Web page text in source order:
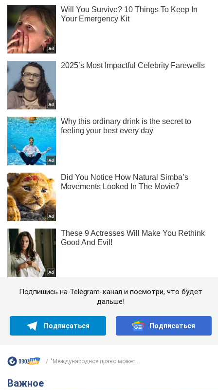
Подпишись на Telegram-канал и посмотри, что будет
дальше!
Подписаться Подписаться
"Международное право может...
Важное